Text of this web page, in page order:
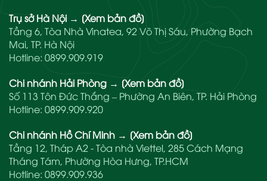
Trụ sở Hà Nội → [Xem bản đồ]
Tầng 6, Tòa Nhà Vinatea, 92 Võ Thị Sáu, Phường Bạch
Mai, TP. Hà Nội
Hotline: 0899.909.919
Chi nhánh Hải Phòng → [Xem bản đồ]
Số 113 Tôn Đức Thắng – Phường An Biên, TP. Hải Phòng
Hotline: 0899.909.920
Chi nhánh Hồ Chí Minh → [Xem bản đồ]
Tầng 12, Tháp A2 - Tòa nhà Viettel, 285 Cách Mạng
Tháng Tám, Phường Hòa Hưng, TP.HCM
Hotline: 0899.909.936